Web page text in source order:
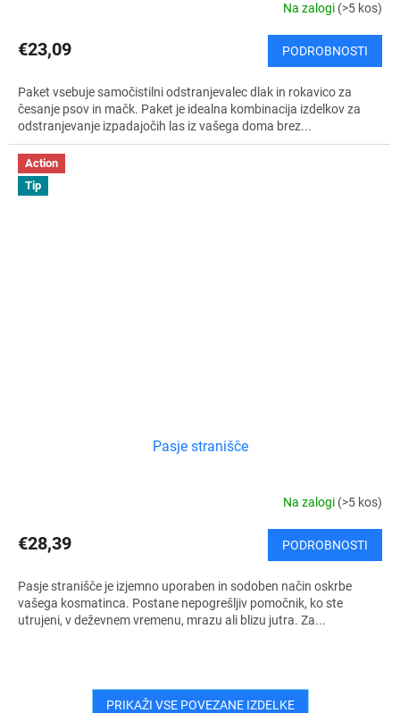
Na zalogi (>5 kos)
€23,09 PODROBNOSTI
Paket vsebuje samočistilni odstranjevalec dlak in rokavico za
česanje psov in mačk. Paket je idealna kombinacija izdelkov za
odstranjevanje izpadajočih las iz vašega doma brez...
Action
Tip
Pasje stranišče
Na zalogi (>5 kos)
€28,39 PODROBNOSTI
Pasje stranišče je izjemno uporaben in sodoben način oskrbe
vašega kosmatinca. Postane nepogrešljiv pomočnik, ko ste
utrujeni, v deževnem vremenu, mrazu ali blizu jutra. Za...
PRIKAŽI VSE POVEZANE IZDELKE